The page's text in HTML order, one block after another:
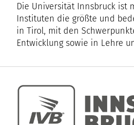
Die Universität Innsbruck ist
Instituten die größte und
in Tirol, mit den
Entwicklung sowie in Lehre